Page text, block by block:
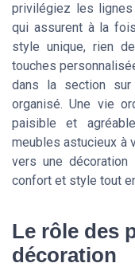
privilégiez les
qui assurent à la
style unique, rien
touches
dans la section sur
organisé. Une vie
paisible et
meubles astucieux à
vers une décoration
confort et style tout
Le rôle des
décoration